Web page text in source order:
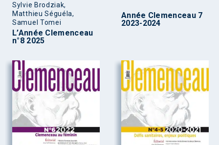
Sylvie Brodziak,
Matthieu Séguéla,
Samuel Tomei
L’Année Clemenceau
n°8 2025
Année Clemenceau 7
2023-2024